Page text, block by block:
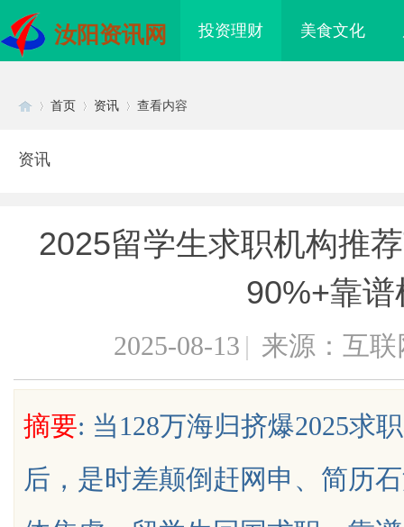
汝阳资讯网 投资理财 美食文化
首页 资讯 查看内容
资讯
2025留学生求职机构推
90%+靠
2025-08-13 | 来源：互联
摘要: 当128万海归挤爆2025求
后，是时差颠倒赶网申、简历